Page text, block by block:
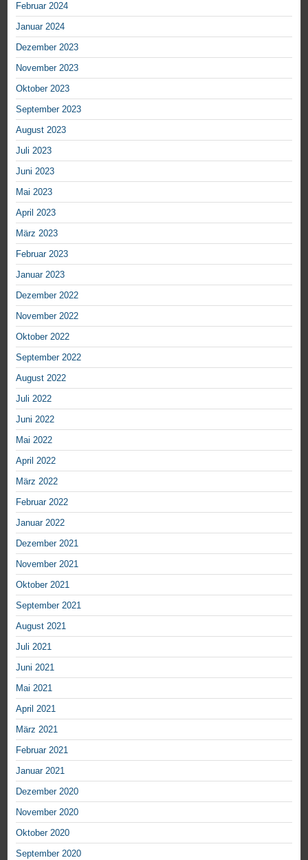
Februar 2024
Januar 2024
Dezember 2023
November 2023
Oktober 2023
September 2023
August 2023
Juli 2023
Juni 2023
Mai 2023
April 2023
März 2023
Februar 2023
Januar 2023
Dezember 2022
November 2022
Oktober 2022
September 2022
August 2022
Juli 2022
Juni 2022
Mai 2022
April 2022
März 2022
Februar 2022
Januar 2022
Dezember 2021
November 2021
Oktober 2021
September 2021
August 2021
Juli 2021
Juni 2021
Mai 2021
April 2021
März 2021
Februar 2021
Januar 2021
Dezember 2020
November 2020
Oktober 2020
September 2020